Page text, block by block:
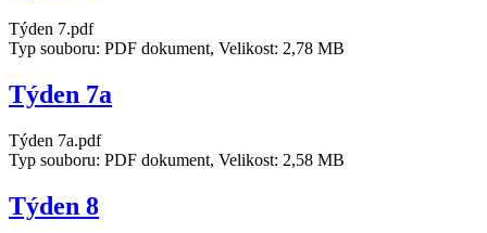
Týden 7.pdf
Typ souboru: PDF dokument, Velikost: 2,78 MB
Týden 7a
Týden 7a.pdf
Typ souboru: PDF dokument, Velikost: 2,58 MB
Týden 8